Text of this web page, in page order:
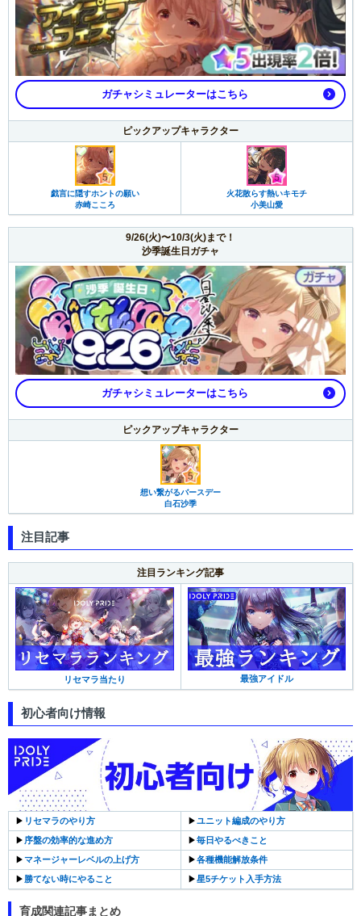
ガチャシミュレーターはこちら
ピックアップキャラクター
戯言に隠すホントの願い
赤崎こころ
火花散らす熱いキモチ
小美山愛
9/26(火)〜10/3(火)まで！
沙季誕生日ガチャ
ガチャシミュレーターはこちら
ピックアップキャラクター
想い繋がるバースデー
白石沙季
注目記事
注目ランキング記事
リセマラ当たり 最強アイドル
初心者向け情報
▶︎ リセマラのやり方 ▶︎ユニット編成のやり方
▶︎ 序盤の効率的な進め方 ▶︎毎日やるべきこと
▶︎マネージャーレベルの上げ方 ▶︎各種機能解放条件
▶︎勝てない時にやること ▶︎星5チケット入手方法
育成関連記事まとめ